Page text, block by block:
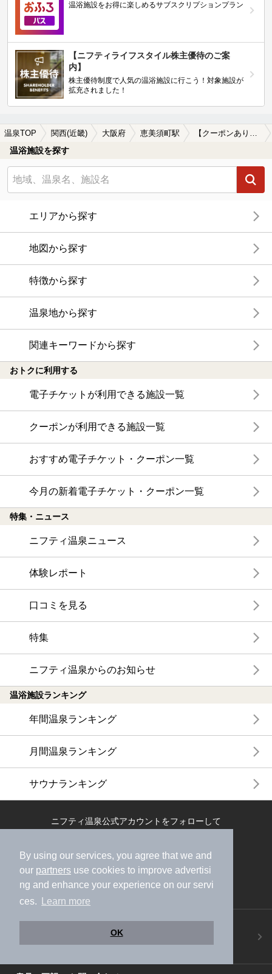
By using our services, you agree that we and
our partners use cookies to improve advertisi
ng and enhance your experience on our servi
ces.
Learn more
OK
温浴施設をお得に楽しめるサブスクリプションプラン
【ニフティライフスタイル株主優待のご案
内】
株主優待制度で人気の温浴施設に行こう！対象施設が
拡充されました！
温泉TOP 関西(近畿) 大阪府 恵美須町駅 【クーポンあり】子連れOKな恵美須町駅近くの温泉、日帰り温泉、スーパー銭湯おすすめ
温浴施設を探す
エリアから探す
地図から探す
特徴から探す
温泉地から探す
関連キーワードから探す
おトクに利用する
電子チケットが利用できる施設一覧
クーポンが利用できる施設一覧
おすすめ電子チケット・クーポン一覧
今月の新着電子チケット・クーポン一覧
特集・ニュース
ニフティ温泉ニュース
体験レポート
口コミを見る
特集
ニフティ温泉からのお知らせ
温浴施設ランキング
年間温泉ランキング
月間温泉ランキング
サウナランキング
ニフティ温泉公式アカウントをフォローして
ニフティ温泉アプリ
地図から温泉検索！お得な限定クーポンも！